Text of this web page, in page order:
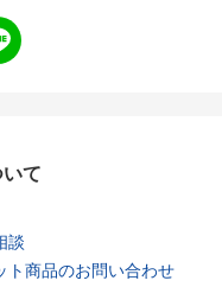
て
談
ト商品のお問い合わせ